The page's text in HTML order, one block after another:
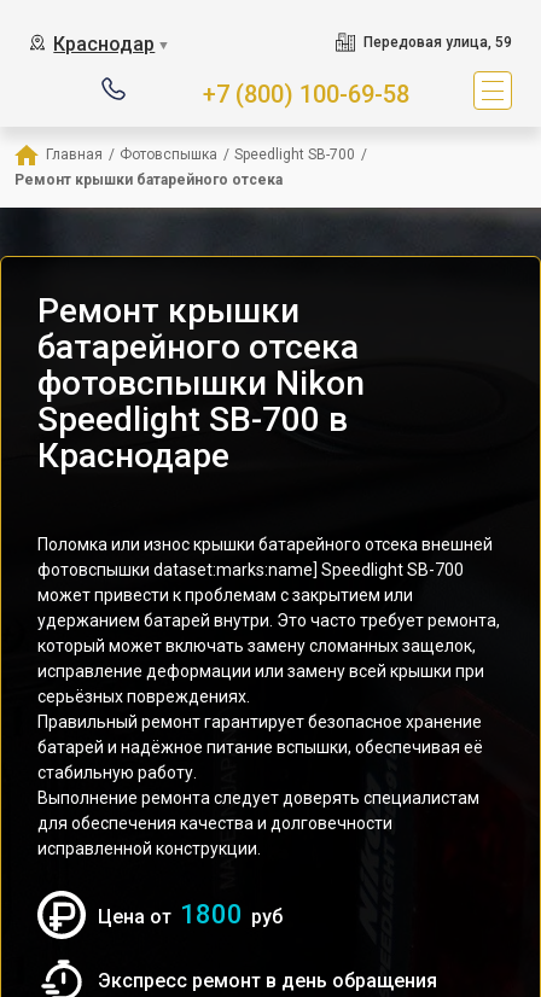
Краснодар ▼ Передовая улица, 59
+7 (800) 100-69-58
Главная / Фотовспышка / Speedlight SB-700 /
Ремонт крышки батарейного отсека
Ремонт крышки
батарейного отсека
фотовспышки Nikon
Speedlight SB-700 в
Краснодаре
Поломка или износ крышки батарейного отсека внешней
фотовспышки dataset:marks:name] Speedlight SB-700
может привести к проблемам с закрытием или
удержанием батарей внутри. Это часто требует ремонта,
который может включать замену сломанных защелок,
исправление деформации или замену всей крышки при
серьёзных повреждениях.
Правильный ремонт гарантирует безопасное хранение
батарей и надёжное питание вспышки, обеспечивая её
стабильную работу.
Выполнение ремонта следует доверять специалистам
для обеспечения качества и долговечности
исправленной конструкции.
Цена от 1800 руб
Экспресс ремонт в день обращения